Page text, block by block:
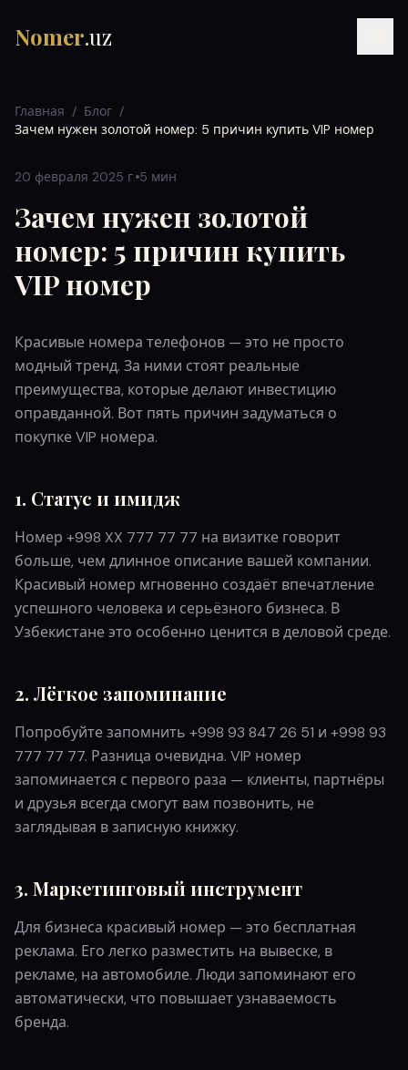
Nomer.uz
RU UZ УЗ
Главная / Блог /
Зачем нужен золотой номер: 5 причин купить VIP номер
20 февраля 2025 г. 5 мин
Зачем нужен золотой
номер: 5 причин купить
VIP номер
Красивые номера телефонов — это не просто
модный тренд. За ними стоят реальные
преимущества, которые делают инвестицию
оправданной. Вот пять причин задуматься о
покупке VIP номера.
1. Статус и имидж
Номер +998 XX 777 77 77 на визитке говорит
больше, чем длинное описание вашей компании.
Красивый номер мгновенно создаёт впечатление
успешного человека и серьёзного бизнеса. В
Узбекистане это особенно ценится в деловой среде.
2. Лёгкое запоминание
Попробуйте запомнить +998 93 847 26 51 и +998 93
777 77 77. Разница очевидна. VIP номер
запоминается с первого раза — клиенты, партнёры
и друзья всегда смогут вам позвонить, не
заглядывая в записную книжку.
3. Маркетинговый инструмент
Для бизнеса красивый номер — это бесплатная
реклама. Его легко разместить на вывеске, в
рекламе, на автомобиле. Люди запоминают его
автоматически, что повышает узнаваемость
бренда.